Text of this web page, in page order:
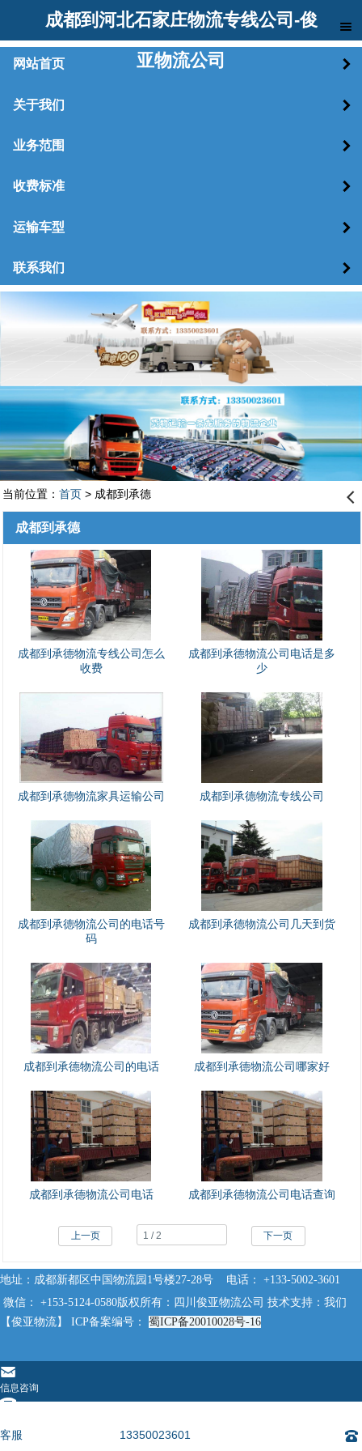
成都到河北石家庄物流专线公司-俊
亚物流公司
网站首页
关于我们
业务范围
收费标准
运输车型
联系我们
当前位置： 首页> 成都到承德 󰊒
成都到承德
成都到承德物流专线公司怎么
收费
成都到承德物流公司电话是多
少
成都到承德物流家具运输公司 成都到承德物流专线公司
成都到承德物流公司的电话号
码
成都到承德物流公司几天到货
成都到承德物流公司的电话 成都到承德物流公司哪家好
成都到承德物流公司电话 成都到承德物流公司电话查询
上一页 下一页
地址：成都新都区中国物流园1号楼27-28号 电话： +133-5002-3601
微信： +153-5124-0580版权所有：四川俊亚物流公司 技术支持：我们
【俊亚物流】 ICP备案编号： 蜀ICP备20010028号-16
󰄸
信息咨询
󰇯
客服 13350023601 󰇯